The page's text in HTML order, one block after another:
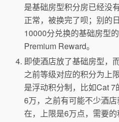
是基础房型积分房已经没
正常，被换完了呗；别的
10000分兑换的基础房型
Premium Reward。
即使酒店放了基础房型，
之前等级对应的积分为上
是浮动积分制，比如Cat
6万，之前有可能不少酒
在，上限是6万点，需要的